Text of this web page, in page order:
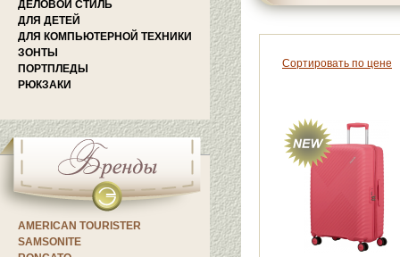
ДЕЛОВОЙ СТИЛЬ
ДЛЯ ДЕТЕЙ
ДЛЯ КОМПЬЮТЕРНОЙ ТЕХНИКИ
ЗОНТЫ
ПОРТПЛЕДЫ
РЮКЗАКИ
AMERICAN TOURISTER
SAMSONITE
Сортировать по цене